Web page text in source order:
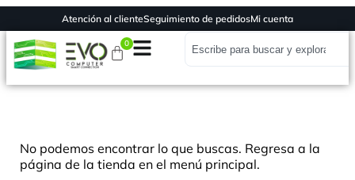
Atención al clienteSeguimiento de pedidosMi cuenta
0
No podemos encontrar lo que buscas. Regresa a la
página de la tienda en el menú principal.